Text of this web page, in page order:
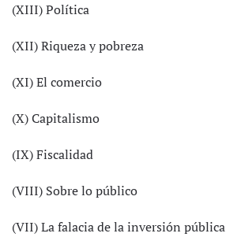
(XIII) Política
(XII) Riqueza y pobreza
(XI) El comercio
(X) Capitalismo
(IX) Fiscalidad
(VIII) Sobre lo público
(VII) La falacia de la inversión pública